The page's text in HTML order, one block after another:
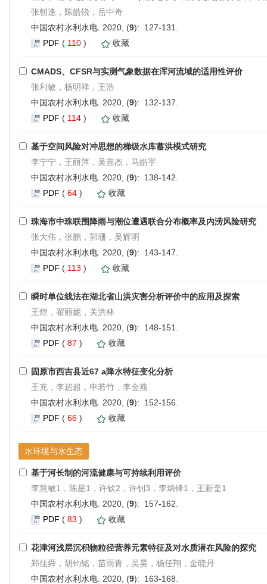
张朝逢，陈皓锐，岳中奇
中国农村水利水电. 2020, (9): 127-131.
PDF ( 110 ) 收藏
CMADS、CFSR与实测气象数据在浑河流域的适用性评价
张利敏，杨明祥，王浩
中国农村水利水电. 2020, (9): 132-137.
PDF ( 114 ) 收藏
基于空间风险对冲思想的梯级水库蓄洪模式研究
李宁宁，王丽萍，吴嘉杰，马皓宇
中国农村水利水电. 2020, (9): 138-142.
PDF ( 64 ) 收藏
珠海市中珠联围降雨与潮位遭遇联合分布概率及内涝风险研究
张大伟，张鹏，郭珊，吴辉明
中国农村水利水电. 2020, (9): 143-147.
PDF ( 113 ) 收藏
瞬时单位线法在湖北省山洪灾害分析评价中的应用及探索
王煌，翟丽妮，关洪林
中国农村水利水电. 2020, (9): 148-151.
PDF ( 87 ) 收藏
固原市西吉县近67 a降水特征变化分析
王充，李超超，申若竹，李金燕
中国农村水利水电. 2020, (9): 152-156.
PDF ( 66 ) 收藏
水环境与水生态
基于河长制的河流健康与可持续利用评价
李慧敏1，陈星1，许钦2，许钊3，李炳锋1，王新奎1
中国农村水利水电. 2020, (9): 157-162.
PDF ( 83 ) 收藏
花津河浅层沉积物粒径营养元素特征及对水质潜在风险的探究
郑佳舜，胡钧铭，苗雨青，吴昊，杨任翔，金晓丹
中国农村水利水电. 2020, (9): 163-168.